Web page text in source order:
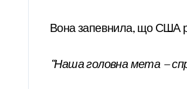
Вона запевнила, що США
“Наша головна мета —